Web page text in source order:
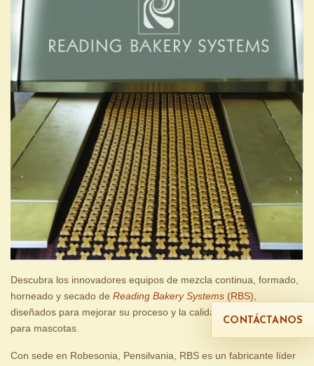
Descubra los innovadores equipos de mezcla continua, formado,
horneado y secado de Reading Bakery Systems (RBS)
diseñados para mejorar su proceso y la calidad de sus productos
para mascotas.
Con sede en Robesonia, Pensilvania, RBS es un fabricante líder
CONTÁCTANOS